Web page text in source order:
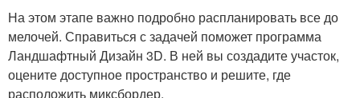
На этом этапе важно подробно распланировать все до
мелочей. Справиться с задачей поможет программа
Ландшафтный Дизайн 3D. В ней вы создадите участок,
оцените доступное пространство и решите, где
расположить миксбордер.